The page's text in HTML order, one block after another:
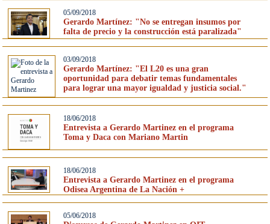
05/09/2018
Gerardo Martínez: "No se entregan insumos por
falta de precio y la construcción está paralizada"
03/09/2018
Gerardo Martínez: "El L20 es una gran
oportunidad para debatir temas fundamentales
para lograr una mayor igualdad y justicia social."
18/06/2018
Entrevista a Gerardo Martinez en el programa
Toma y Daca con Mariano Martin
18/06/2018
Entrevista a Gerardo Martinez en el programa
Odisea Argentina de La Nación +
05/06/2018